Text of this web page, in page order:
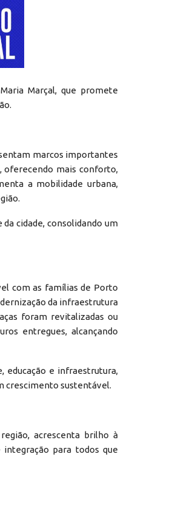
Marçal, que promete
marcos importantes
oferecendo mais conforto,
a mobilidade urbana,
cidade, consolidando um
com as famílias de Porto
da infraestrutura
foram revitalizadas ou
entregues, alcançando
educação e infraestrutura,
crescimento sustentável.
acrescenta brilho à
para todos que